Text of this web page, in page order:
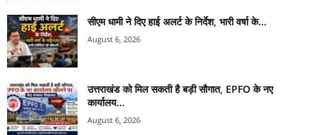
सीएम धामी ने दिए हाई अलर्ट के निर्देश, भारी वर्षा के...
August 6, 2026
उत्तराखंड को मिल सकती है बड़ी सौगात, EPFO के नए
कार्यालय...
August 6, 2026